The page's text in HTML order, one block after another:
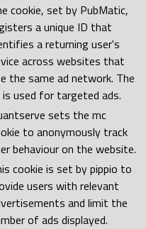
cookie, set by PubMatic,
a unique ID that
a returning user's
across websites that
the same ad network. The
is used for targeted ads.
sets the mc
to anonymously track
behaviour on the website.
cookie is set by pippio to
users with relevant
and limit the
of ads displayed.